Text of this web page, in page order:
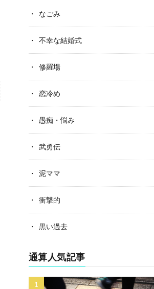
なごみ
不幸な結婚式
修羅場
恋冷め
愚痴・悩み
武勇伝
泥ママ
衝撃的
黒い過去
通算人気記事